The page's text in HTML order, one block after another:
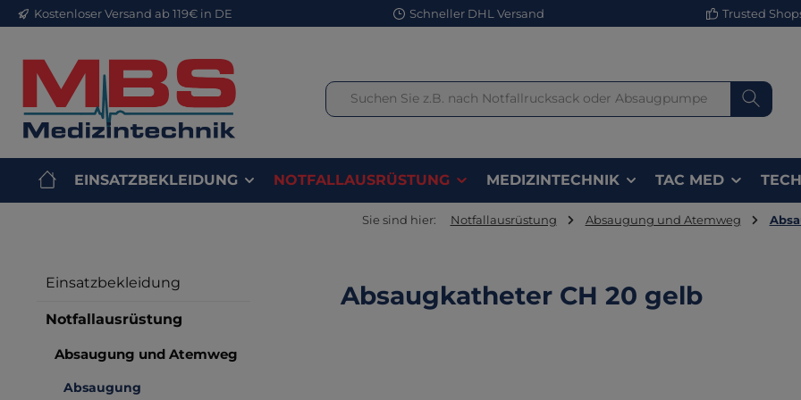
Hauptinhalt springen
Zur Suche springen
Zur Hauptnavigation springen
Kostenloser Versand ab 119€ in DE Schneller DHL Versand Trusted
EINSATZBEKLEIDUNG NOTFALLAUSRÜSTUNG MEDIZINTECHNIK TAC MED
Sie sind hier: Notfallausrüstung Absaugung und Atemweg
Einsatzbekleidung
Notfallausrüstung
Absaugung und Atemweg
Absaugung
Absaugkatheter CH 20 gelb